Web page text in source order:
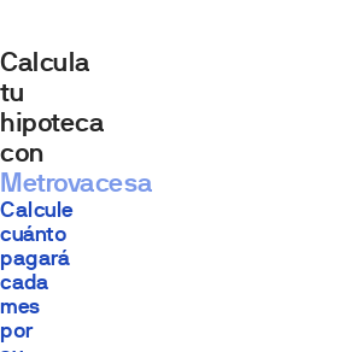
Calcula
tu
hipoteca
con
Metrovacesa
Calcule
cuánto
pagará
cada
mes
por